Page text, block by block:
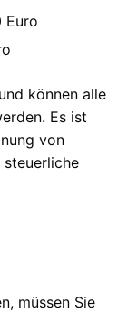
Euro
können alle
Es ist
von
steuerliche
müssen Sie